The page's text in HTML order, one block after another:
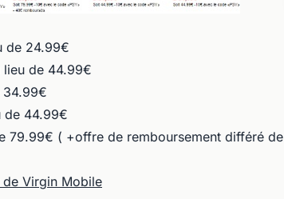
de 24.99€
de 44.99€
34.99€
de 44.99€
79.99€ ( +offre de remboursement différé de
de Virgin Mobile